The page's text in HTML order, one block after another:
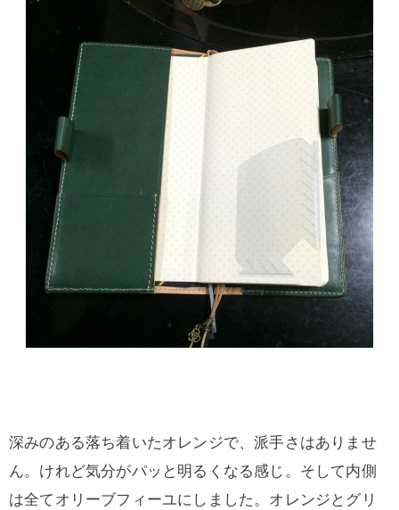
深みのある落ち着いたオレンジで、派手さはありませ
ん。けれど気分がパッと明るくなる感じ。そして内側
は全てオリーブフィーユにしました。オレンジとグリ